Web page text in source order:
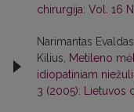
chirurgija: Vol. 16
Narimantas
Kilius,
Metileno
idiopatiniam
3 (2005): Lietuvos